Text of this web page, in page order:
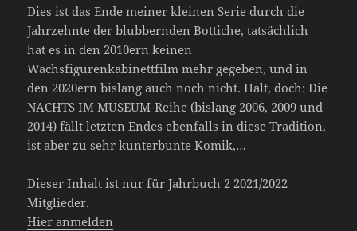
Dies ist das Ende meiner kleinen Serie durch die
Jahrzehnte der blubbernden Bottiche, tatsächlich
hat es in den 2010ern keinen
Wachsfigurenkabinettfilm mehr gegeben, und in
den 2020ern bislang auch noch nicht. Halt, doch: Die
NACHTS IM MUSEUM-Reihe (bislang 2006, 2009 und
2014) fällt letzten Endes ebenfalls in diese Tradition,
ist aber zu sehr kunterbunte Komik,…
Dieser Inhalt ist nur für Jahrbuch 2 2021/2022
Mitglieder.
Hier anmelden